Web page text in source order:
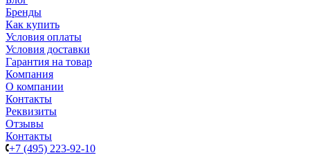
Бренды
Как купить
Условия оплаты
Условия доставки
Гарантия на товар
Компания
О компании
Контакты
Реквизиты
Отзывы
Контакты
+7 (495) 223-92-10